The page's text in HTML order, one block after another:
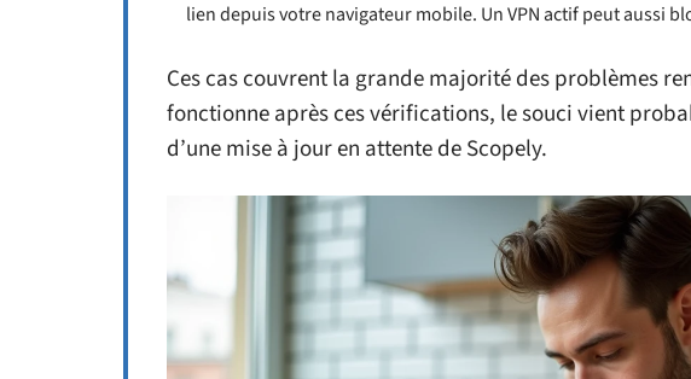
lien depuis votre navigateur mobile. Un VPN actif peut aussi
Ces cas couvrent la grande majorité des problèmes
fonctionne après ces vérifications, le souci vient
d’une mise à jour en attente de Scopely.